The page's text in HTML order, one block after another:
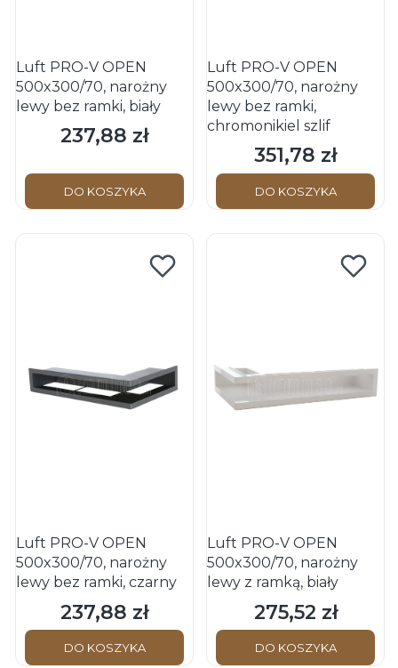
Luft PRO-V OPEN
500x300/70, narożny
lewy bez ramki, biały
Cena
237,88 zł
DO KOSZYKA
Luft PRO-V OPEN
500x300/70, narożny
lewy bez ramki,
chromonikiel szlif
Cena
351,78 zł
DO KOSZYKA
Luft PRO-V OPEN
500x300/70, narożny
lewy bez ramki, czarny
Cena
237,88 zł
DO KOSZYKA
Luft PRO-V OPEN
500x300/70, narożny
lewy z ramką, biały
Cena
275,52 zł
DO KOSZYKA